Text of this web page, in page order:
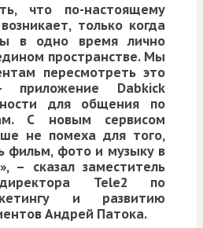
что по-настоящему
только когда
в одно время лично
пространстве. Мы
пересмотреть это
приложение Dabkick
для общения по
С новым сервисом
не помеха для того,
фильм, фото и музыку в
– сказал заместитель
директора Tele2 по
и развитию
Андрей Патока.